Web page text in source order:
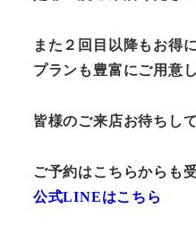
また２回目以降もお得
プランも豊富にご用意
皆様のご来店お待ちし
ご予約はこちらからも
公式LINEはこちら